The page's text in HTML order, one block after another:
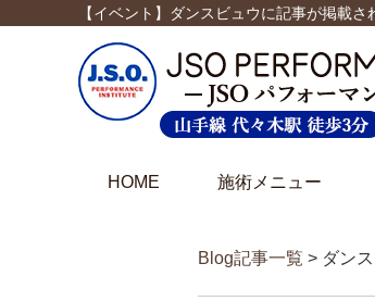
【イベント】ダンスビュウに記事が掲載
HOME 施術メニュー
Blog記事一覧 > ダン